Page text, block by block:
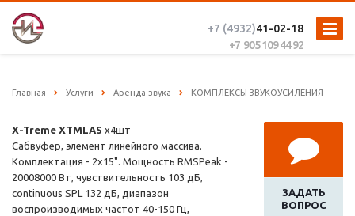
+7 (4932)41-02-18
+7 905 109 44 92
Главная Услуги Аренда звука КОМПЛЕКСЫ ЗВУКОУСИЛЕНИЯ
ЗАДАТЬ
ВОПРОС
X-Treme XTMLAS x4шт
Сабвуфер, элемент линейного массива.
Комплектация - 2x15". Мощность RMSPeak -
20008000 Вт, чувствительность 103 дБ,
continuous SPL 132 дБ, диапазон
воспроизводимых частот 40-150 Гц,